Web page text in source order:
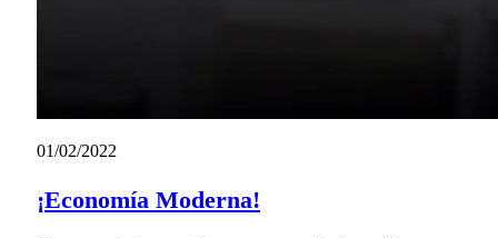
01/02/2022
¡Economía Moderna!